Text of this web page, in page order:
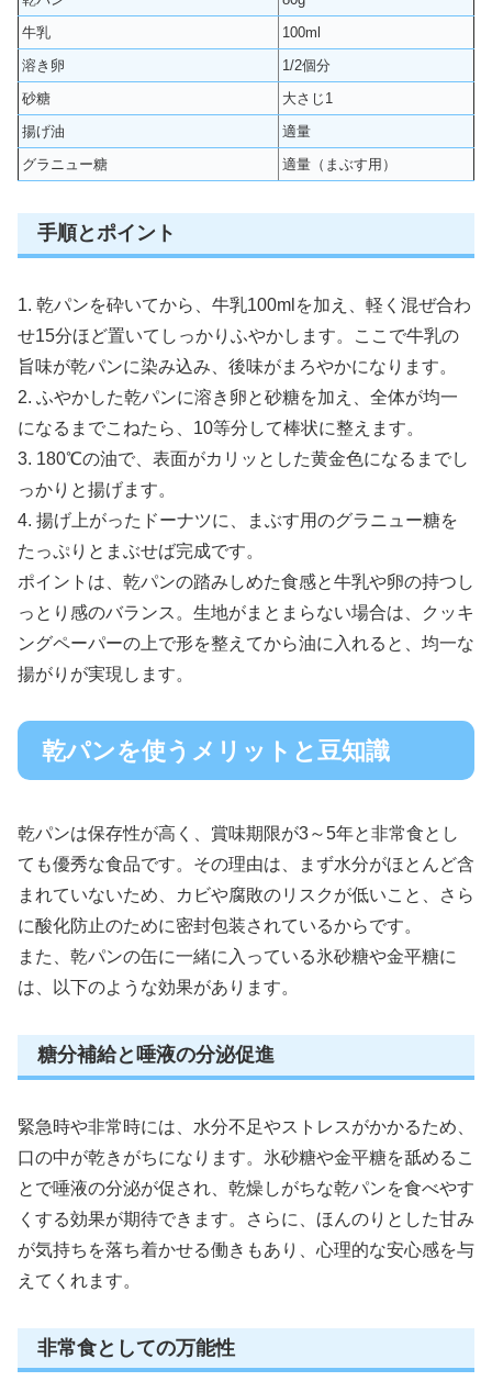
牛乳
100ml
溶き卵
1/2個分
砂糖
大さじ1
揚げ油
適量
グラニュー糖
適量（まぶす用）
手順とポイント
1. 乾パンを砕いてから、牛乳100mlを加え、軽く混ぜ合わ
せ15分ほど置いてしっかりふやかします。ここで牛乳の
旨味が乾パンに染み込み、後味がまろやかになります。
2. ふやかした乾パンに溶き卵と砂糖を加え、全体が均一
になるまでこねたら、10等分して棒状に整えます。
3. 180℃の油で、表面がカリッとした黄金色になるまでし
っかりと揚げます。
4. 揚げ上がったドーナツに、まぶす用のグラニュー糖を
たっぷりとまぶせば完成です。
ポイントは、乾パンの踏みしめた食感と牛乳や卵の持つし
っとり感のバランス。生地がまとまらない場合は、クッキ
ングペーパーの上で形を整えてから油に入れると、均一な
揚がりが実現します。
乾パンを使うメリットと豆知識
乾パンは保存性が高く、賞味期限が3～5年と非常食とし
ても優秀な食品です。その理由は、まず水分がほとんど含
まれていないため、カビや腐敗のリスクが低いこと、さら
に酸化防止のために密封包装されているからです。
また、乾パンの缶に一緒に入っている氷砂糖や金平糖に
は、以下のような効果があります。
糖分補給と唾液の分泌促進
緊急時や非常時には、水分不足やストレスがかかるため、
口の中が乾きがちになります。氷砂糖や金平糖を舐めるこ
とで唾液の分泌が促され、乾燥しがちな乾パンを食べやす
くする効果が期待できます。さらに、ほんのりとした甘み
が気持ちを落ち着かせる働きもあり、心理的な安心感を与
えてくれます。
非常食としての万能性